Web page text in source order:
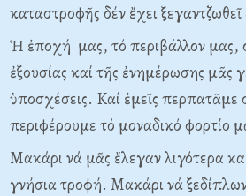
καταστροφῆς δέν ἔχει
Ἡ ἐποχή μας, τό περιβάλλον μας,
ἐξουσίας καί τῆς ἐνημέρωσης μᾶς
ὑποσχέσεις. Kαί ἐμεῖς
περιφέρουμε τό μοναδικό φορτίο
Mακάρι νά μᾶς ἔλεγαν λιγότερα
γνήσια τροφή. Mακάρι νά